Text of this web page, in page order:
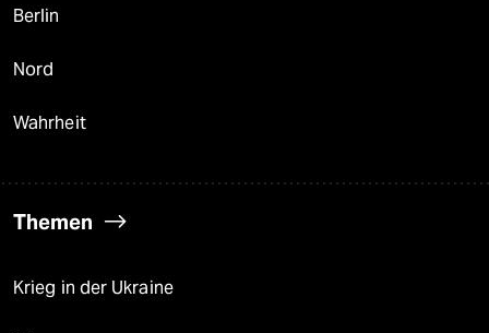
Berlin
Nord
Wahrheit
Themen
Krieg in der Ukraine